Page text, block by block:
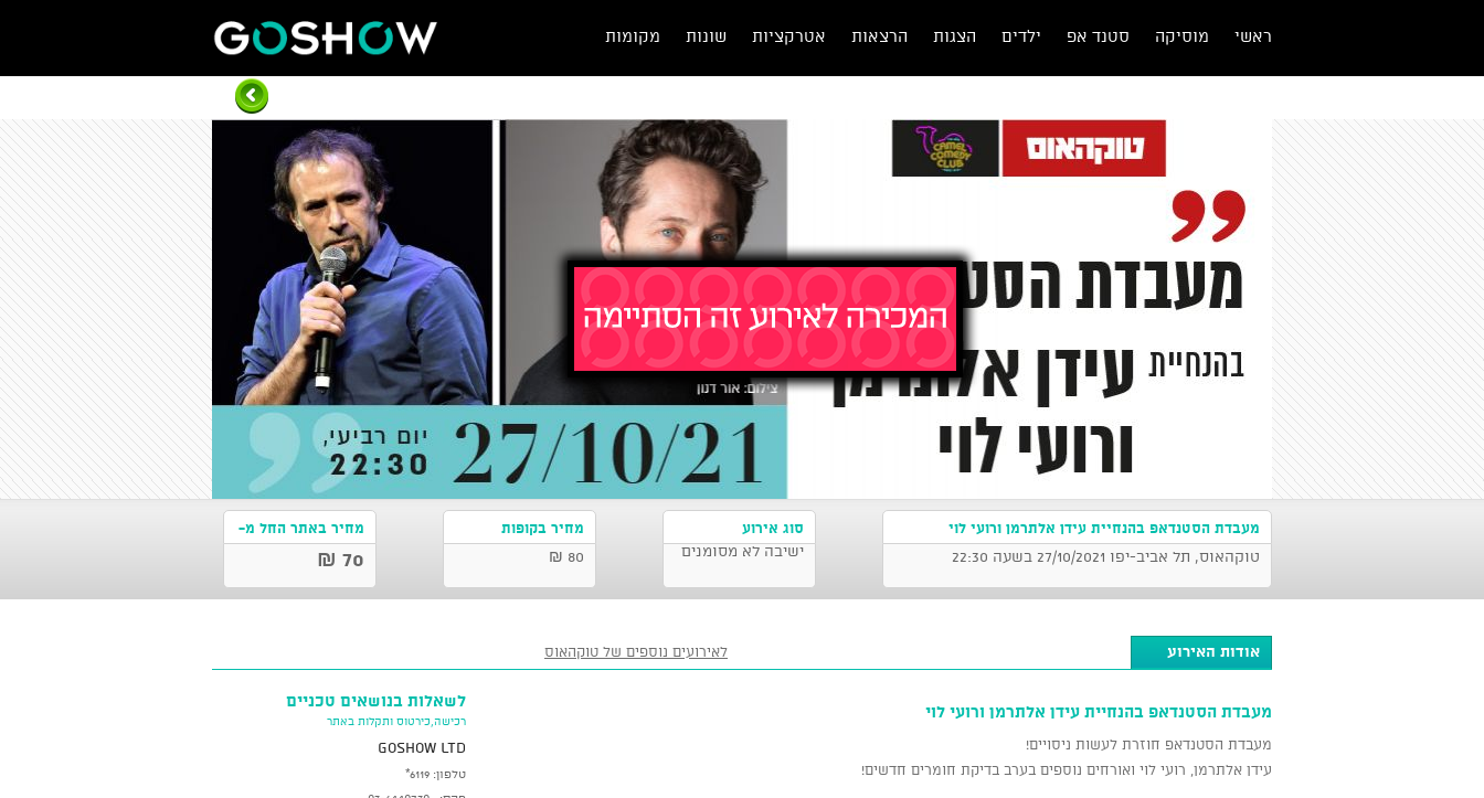
ראשי מוסיקה סטנד אפ ילדים הצגות הרצאות אטרקציות שונות מקומות
מעבדת הסטנדאפ בהנחיית עידן אלתרמן ורועי לוי
טוקהאוס, תל אביב-יפו 27/10/2021 בשעה 22:30
סוג אירוע
ישיבה לא מסומנים
מחיר בקופות
80 ₪
מחיר באתר החל מ-
70 ₪
אודות האירוע לאירועים נוספים של טוקהאוס
מעבדת הסטנדאפ בהנחיית עידן אלתרמן ורועי לוי
מעבדת הסטנדאפ חוזרת לעשות ניסויים!
עידן אלתרמן, רועי לוי ואורחים נוספים בערב בדיקת חומרים חדשים!
לשאלות בנושאים טכניים
רכישה,כירטוס ותקלות באתר
GoShow LTD
טלפון: *6119